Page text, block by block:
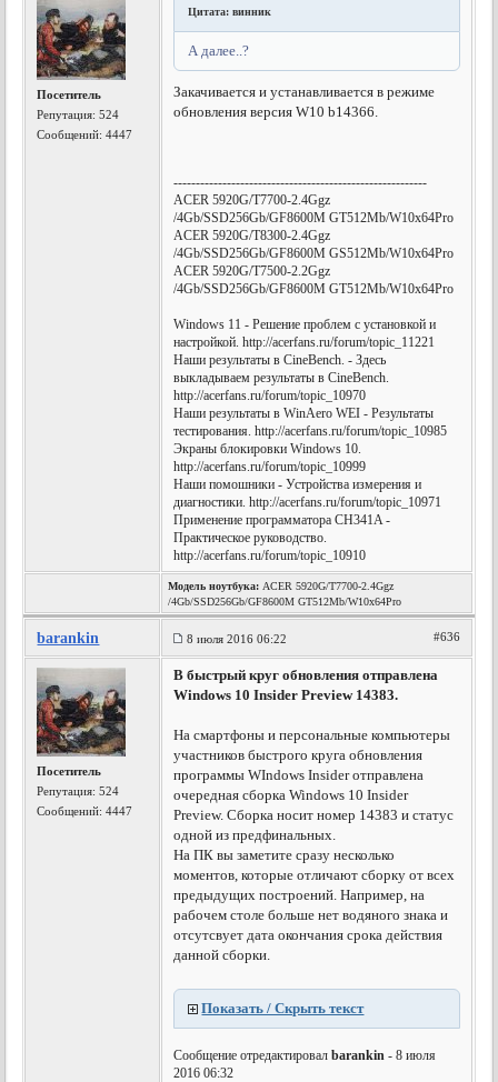
Посетитель
Репутация:524
Сообщений: 4447
Цитата: винник
А далее..?
Закачивается и устанавливается в режиме
обновления версия W10 b14366.
---------------------------------------------------------
ACER 5920G/T7700-2.4Ggz
/4Gb/SSD256Gb/GF8600M GT512Mb/W10x64Pro
ACER 5920G/T8300-2.4Ggz
/4Gb/SSD256Gb/GF8600M GS512Mb/W10x64Pro
ACER 5920G/T7500-2.2Ggz
/4Gb/SSD256Gb/GF8600M GT512Mb/W10x64Pro
Windows 11 - Решение проблем с установкой и
настройкой. http://acerfans.ru/forum/topic_11221
Наши результаты в CineBench. - Здесь
выкладываем результаты в CineBench.
http://acerfans.ru/forum/topic_10970
Наши результаты в WinAero WEI - Результаты
тестирования. http://acerfans.ru/forum/topic_10985
Экраны блокировки Windows 10.
http://acerfans.ru/forum/topic_10999
Наши помошники - Устройства измерения и
диагностики. http://acerfans.ru/forum/topic_10971
Применение программатора CH341A -
Практическое руководство.
http://acerfans.ru/forum/topic_10910
Модель ноутбука: ACER 5920G/T7700-2.4Ggz
/4Gb/SSD256Gb/GF8600M GT512Mb/W10x64Pro
barankin 8 июля 2016 06:22 #636
Посетитель
Репутация:524
Сообщений: 4447
В быстрый круг обновления отправлена
Windows 10 Insider Preview 14383.
На смартфоны и персональные компьютеры
участников быстрого круга обновления
программы WIndows Insider отправлена
очередная сборка Windows 10 Insider
Preview. Сборка носит номер 14383 и статус
одной из предфинальных.
На ПК вы заметите сразу несколько
моментов, которые отличают сборку от всех
предыдущих построений. Например, на
рабочем столе больше нет водяного знака и
отсутсвует дата окончания срока действия
данной сборки.
Показать / Скрыть текст
Сообщение отредактировалbarankin - 8 июля
2016 06:32